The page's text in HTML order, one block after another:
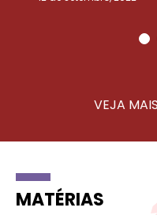
VEJA
MATÉRIAS